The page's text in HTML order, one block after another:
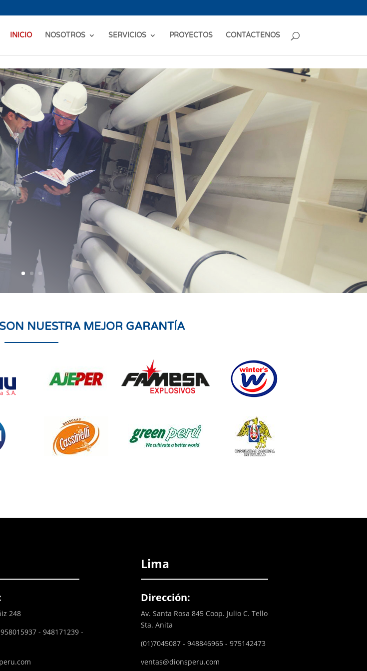
INICIO NOSOTROS SERVICIOS PROYECTOS CONTÁCTENOS
NUESTRA MEJOR GARANTÍA
248
- 948171239 -
Lima
Dirección:
Av. Santa Rosa 845 Coop. Julio C. Tello
Sta. Anita
(01)7045087 - 948846965 - 975142473
ventas@dionsperu.com